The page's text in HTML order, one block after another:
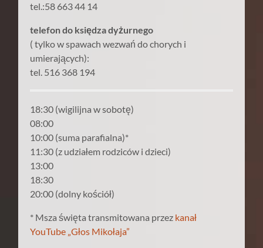
tel.:58 663 44 14
telefon do księdza dyżurnego
( tylko w spawach wezwań do chorych i
umierających):
tel. 516 368 194
18:30 (wigilijna w sobotę)
08:00
10:00 (suma parafialna)*
11:30 (z udziałem rodziców i dzieci)
13:00
18:30
20:00 (dolny kościół)
* Msza święta transmitowana przez kanał
YouTube „Głos Mikołaja”